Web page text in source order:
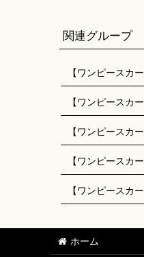
関連グループ
【ワンピースカ
【ワンピースカ
【ワンピースカ
【ワンピースカ
【ワンピースカ
ホーム